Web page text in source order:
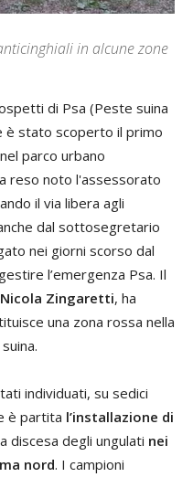
in alcune zone
di Psa (Peste suina
è stato scoperto il primo
parco urbano
reso noto l'assessorato
il via libera agli
dal sottosegretario
nei giorni scorso dal
l’emergenza Psa. Il
Nicola Zingaretti, ha
una zona rossa nella
individuati, su sedici
è partita l’installazione di
discesa degli ungulati nei
nord. I campioni